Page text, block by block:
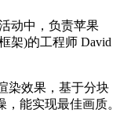
动中，负责苹果
架)的工程师 David
效果，基于分块
能实现最佳画质。